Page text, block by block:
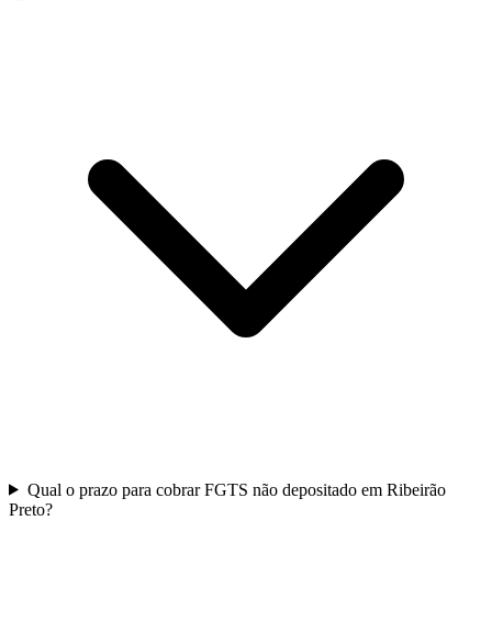
Qual o prazo para cobrar FGTS não depositado em Ribeirão
Preto?